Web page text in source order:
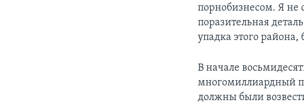
порнобизнесом. Я не
поразительная
упадка этого
В начале
многомиллиардный
должны были